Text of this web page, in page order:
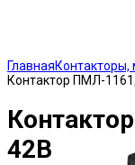
ГлавнаяКонтакторы,
Контактор ПМЛ-
42В